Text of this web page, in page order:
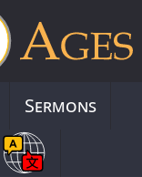
Sermons